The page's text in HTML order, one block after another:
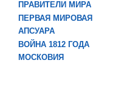
ПРАВИТЕЛИ МИРА
ПЕРВАЯ МИРОВАЯ
АПСУАРА
ВОЙНА 1812 ГОДА
МОСКОВИЯ